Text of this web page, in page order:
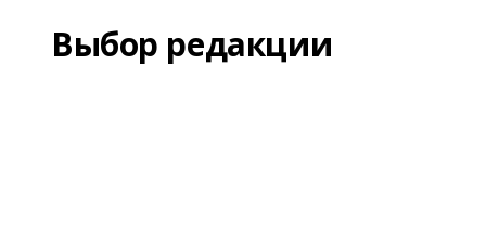
Выбор редакции